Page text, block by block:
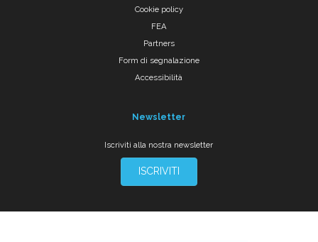
Cookie policy
FEA
Partners
Form di segnalazione
Accessibilità
Newsletter
Iscriviti alla nostra newsletter
ISCRIVITI